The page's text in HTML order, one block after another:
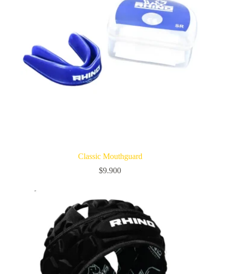
Classic Mouthguard
$9.900